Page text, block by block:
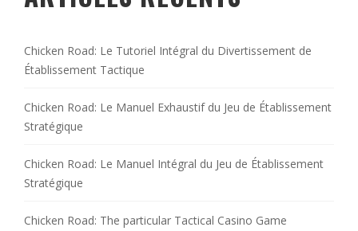
Chicken Road: Le Tutoriel Intégral du Divertissement de
Établissement Tactique
Chicken Road: Le Manuel Exhaustif du Jeu de Établissement
Stratégique
Chicken Road: Le Manuel Intégral du Jeu de Établissement
Stratégique
Chicken Road: The particular Tactical Casino Game